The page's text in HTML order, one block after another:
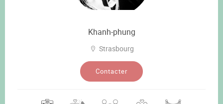
Khanh-phung
Strasbourg
Contacter